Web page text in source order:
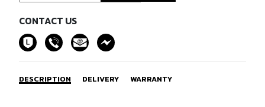
CONTACT US
DESCRIPTION DELIVERY WARRANTY